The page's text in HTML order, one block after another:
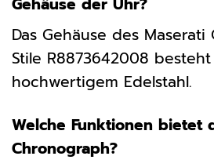
Das Gehäuse des
Stile R8873642008
hochwertigem Edelstahl.
Welche Funktionen bietet
Chronograph?